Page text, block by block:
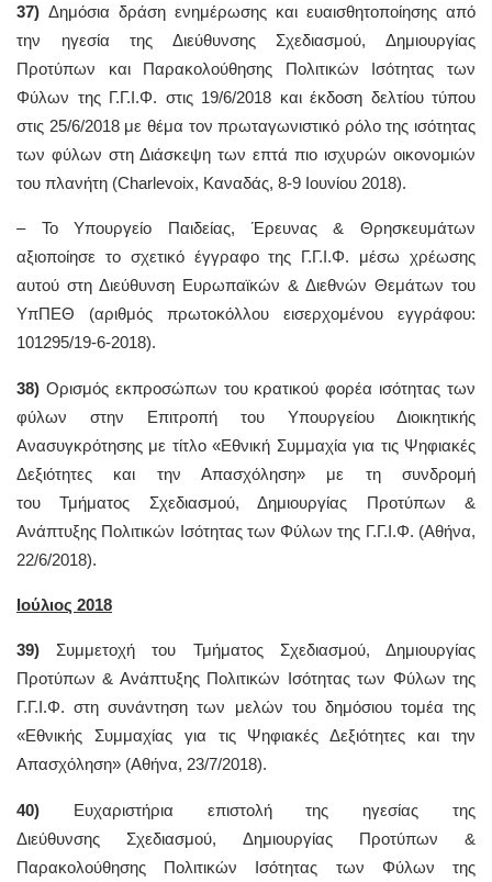
37) Δημόσια δράση ενημέρωσης και ευαισθητοποίησης από
την ηγεσία της Διεύθυνσης Σχεδιασμού, Δημιουργίας
Προτύπων και Παρακολούθησης Πολιτικών Ισότητας των
Φύλων της Γ.Γ.Ι.Φ. στις 19/6/2018 και έκδοση δελτίου τύπου
στις 25/6/2018 με θέμα τον πρωταγωνιστικό ρόλο της ισότητας
των φύλων στη Διάσκεψη των επτά πιο ισχυρών οικονομιών
του πλανήτη (Charlevoix, Καναδάς, 8-9 Ιουνίου 2018).
– To Υπουργείο Παιδείας, Έρευνας & Θρησκευμάτων
αξιοποίησε το σχετικό έγγραφο της Γ.Γ.Ι.Φ. μέσω χρέωσης
αυτού στη Διεύθυνση Ευρωπαϊκών & Διεθνών Θεμάτων του
ΥπΠΕΘ (αριθμός πρωτοκόλλου εισερχομένου εγγράφου:
101295/19-6-2018).
38) Ορισμός εκπροσώπων του κρατικού φορέα ισότητας των
φύλων στην Επιτροπή του Υπουργείου Διοικητικής
Ανασυγκρότησης με τίτλο «Εθνική Συμμαχία για τις Ψηφιακές
Δεξιότητες και την Απασχόληση» με τη συνδρομή
του Τμήματος Σχεδιασμού, Δημιουργίας Προτύπων &
Ανάπτυξης Πολιτικών Ισότητας των Φύλων της Γ.Γ.Ι.Φ. (Αθήνα,
22/6/2018).
Ιούλιος 2018
39) Συμμετοχή του Τμήματος Σχεδιασμού, Δημιουργίας
Προτύπων & Ανάπτυξης Πολιτικών Ισότητας των Φύλων της
Γ.Γ.Ι.Φ. στη συνάντηση των μελών του δημόσιου τομέα της
«Εθνικής Συμμαχίας για τις Ψηφιακές Δεξιότητες και την
Απασχόληση» (Αθήνα, 23/7/2018).
40) Ευχαριστήρια επιστολή της ηγεσίας της
Διεύθυνσης Σχεδιασμού, Δημιουργίας Προτύπων &
Παρακολούθησης Πολιτικών Ισότητας των Φύλων της